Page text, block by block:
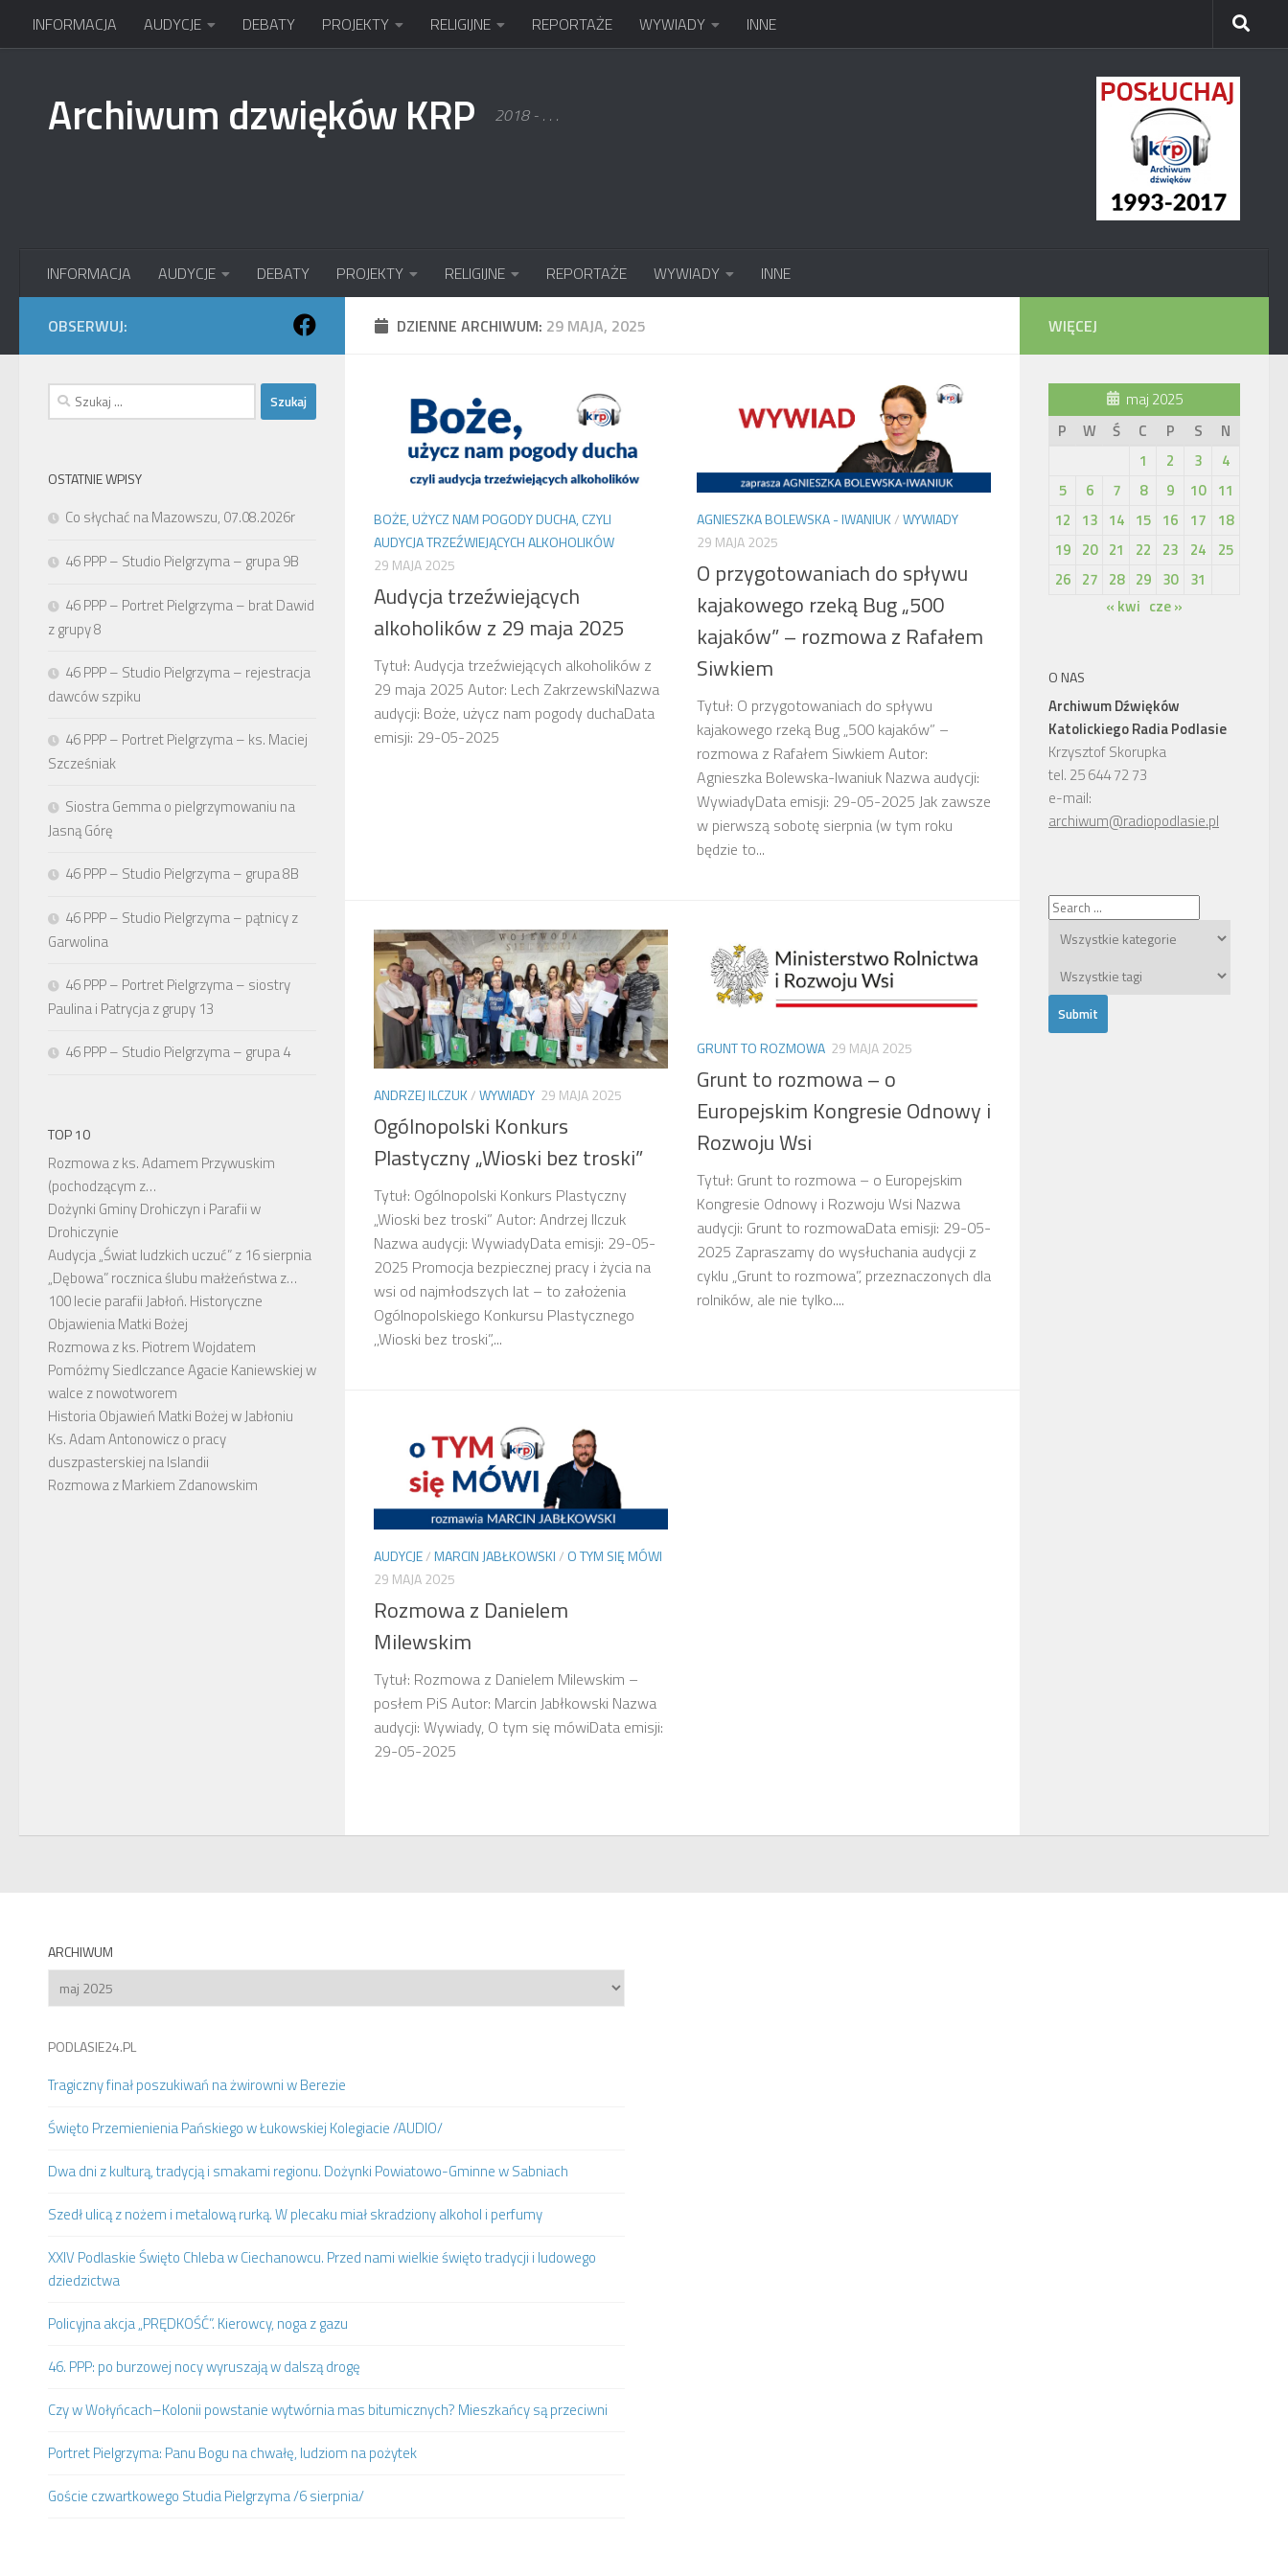
Przejdź do treści
INFORMACJA AUDYCJE DEBATY PROJEKTY RELIGIJNE REPORTAŻE WYWIADY INNE
Archiwum dzwięków KRP 2018 - . . .
INFORMACJA AUDYCJE DEBATY PROJEKTY RELIGIJNE REPORTAŻE WYWIADY INNE
DZIENNE ARCHIWUM: 29 MAJA, 2025
BOŻE, UŻYCZ NAM POGODY DUCHA, CZYLI
AUDYCJA TRZEŹWIEJĄCYCH ALKOHOLIKÓW
29 MAJA 2025
Audycja trzeźwiejących
alkoholików z 29 maja 2025
Tytuł: Audycja trzeźwiejących alkoholików z
29 maja 2025 Autor: Lech ZakrzewskiNazwa
audycji: Boże, użycz nam pogody duchaData
emisji: 29-05-2025
AGNIESZKA BOLEWSKA - IWANIUK/WYWIADY
29 MAJA 2025
O przygotowaniach do spływu
kajakowego rzeką Bug „500
kajaków” – rozmowa z Rafałem
Siwkiem
Tytuł: O przygotowaniach do spływu
kajakowego rzeką Bug „500 kajaków” –
rozmowa z Rafałem Siwkiem Autor:
Agnieszka Bolewska-Iwaniuk Nazwa audycji:
WywiadyData emisji: 29-05-2025 Jak zawsze
w pierwszą sobotę sierpnia (w tym roku
będzie to...
ANDRZEJ ILCZUK/WYWIADY 29 MAJA 2025
Ogólnopolski Konkurs
Plastyczny „Wioski bez troski”
Tytuł: Ogólnopolski Konkurs Plastyczny
„Wioski bez troski” Autor: Andrzej Ilczuk
Nazwa audycji: WywiadyData emisji: 29-05-
2025 Promocja bezpiecznej pracy i życia na
wsi od najmłodszych lat – to założenia
Ogólnopolskiego Konkursu Plastycznego
,,Wioski bez troski”,...
GRUNT TO ROZMOWA 29 MAJA 2025
Grunt to rozmowa – o
Europejskim Kongresie Odnowy i
Rozwoju Wsi
Tytuł: Grunt to rozmowa – o Europejskim
Kongresie Odnowy i Rozwoju Wsi Nazwa
audycji: Grunt to rozmowaData emisji: 29-05-
2025 Zapraszamy do wysłuchania audycji z
cyklu „Grunt to rozmowa”, przeznaczonych dla
rolników, ale nie tylko....
AUDYCJE/MARCIN JABŁKOWSKI/ O TYM SIĘ MÓWI
29 MAJA 2025
Rozmowa z Danielem
Milewskim
Tytuł: Rozmowa z Danielem Milewskim –
posłem PiS Autor: Marcin Jabłkowski Nazwa
audycji: Wywiady, O tym się mówiData emisji:
29-05-2025
OBSERWUJ:
Szukaj:
OSTATNIE WPISY
Co słychać na Mazowszu, 07.08.2026r
46 PPP – Studio Pielgrzyma – grupa 9B
46 PPP – Portret Pielgrzyma – brat Dawid
z grupy 8
46 PPP – Studio Pielgrzyma – rejestracja
dawców szpiku
46 PPP – Portret Pielgrzyma – ks. Maciej
Szcześniak
Siostra Gemma o pielgrzymowaniu na
Jasną Górę
46 PPP – Studio Pielgrzyma – grupa 8B
46 PPP – Studio Pielgrzyma – pątnicy z
Garwolina
46 PPP – Portret Pielgrzyma – siostry
Paulina i Patrycja z grupy 13
46 PPP – Studio Pielgrzyma – grupa 4
TOP 10
Rozmowa z ks. Adamem Przywuskim
(pochodzącym z…
Dożynki Gminy Drohiczyn i Parafii w
Drohiczynie
Audycja „Świat ludzkich uczuć” z 16 sierpnia
„Dębowa” rocznica ślubu małżeństwa z…
100 lecie parafii Jabłoń. Historyczne
Objawienia Matki Bożej
Rozmowa z ks. Piotrem Wojdatem
Pomóżmy Siedlczance Agacie Kaniewskiej w
walce z nowotworem
Historia Objawień Matki Bożej w Jabłoniu
Ks. Adam Antonowicz o pracy
duszpasterskiej na Islandii
Rozmowa z Markiem Zdanowskim
WIĘCEJ
maj 2025
P
W Ś C P S
N
1
2 3
4
5
6 7 8 9 10
11
12
13 14 15 16 17
18
19 20 21 22 23 24
25
26 27 28 29 30
31
« kwi cze »
O NAS
Archiwum Dźwięków
Katolickiego Radia Podlasie
Krzysztof Skorupka
tel. 25 644 72 73
e-mail:
archiwum@radiopodlasie.pl
ARCHIWUM
Archiwum
PODLASIE24.PL
Tragiczny finał poszukiwań na żwirowni w Berezie
Święto Przemienienia Pańskiego w Łukowskiej Kolegiacie /AUDIO/
Dwa dni z kulturą, tradycją i smakami regionu. Dożynki Powiatowo-Gminne w Sabniach
Szedł ulicą z nożem i metalową rurką. W plecaku miał skradziony alkohol i perfumy
XXIV Podlaskie Święto Chleba w Ciechanowcu. Przed nami wielkie święto tradycji i ludowego
dziedzictwa
Policyjna akcja „PRĘDKOŚĆ”. Kierowcy, noga z gazu
46. PPP: po burzowej nocy wyruszają w dalszą drogę
Czy w Wołyńcach–Kolonii powstanie wytwórnia mas bitumicznych? Mieszkańcy są przeciwni
Portret Pielgrzyma: Panu Bogu na chwałę, ludziom na pożytek
Goście czwartkowego Studia Pielgrzyma /6 sierpnia/